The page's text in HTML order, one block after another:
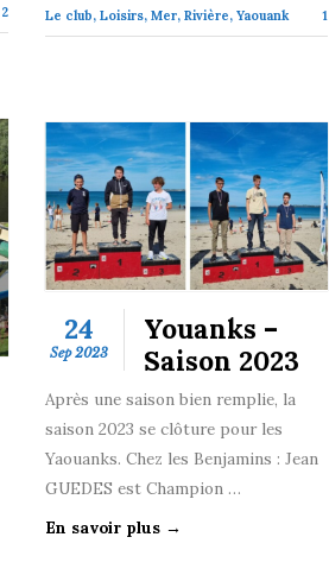
Le club, Loisirs, Mer, Rivière, Yaouank 1
2
24
Sep 2023
Youanks –
Saison 2023
Après une saison bien remplie, la
saison 2023 se clôture pour les
Yaouanks. Chez les Benjamins : Jean
GUEDES est Champion …
En savoir plus →